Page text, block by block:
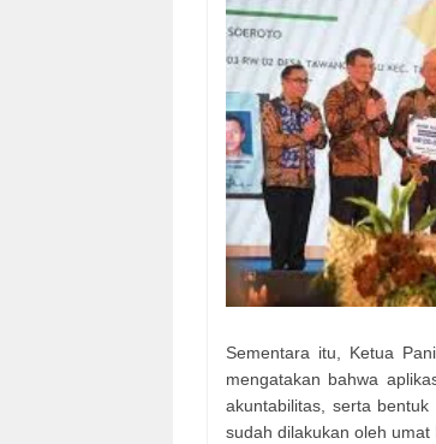
Sementara itu, Ketua
mengatakan bahwa
akuntabilitas, serta
sudah dilakukan oleh umat